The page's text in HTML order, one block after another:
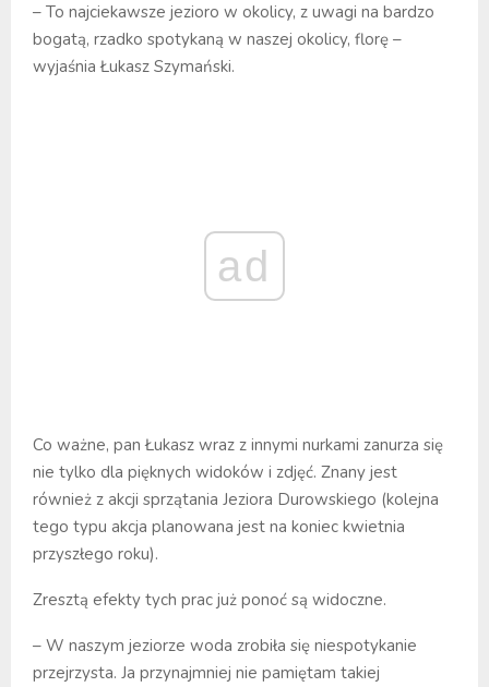
– To najciekawsze jezioro w okolicy, z uwagi na bardzo
bogatą, rzadko spotykaną w naszej okolicy, florę –
wyjaśnia Łukasz Szymański.
ad
Co ważne, pan Łukasz wraz z innymi nurkami zanurza się
nie tylko dla pięknych widoków i zdjęć. Znany jest
również z akcji sprzątania Jeziora Durowskiego (kolejna
tego typu akcja planowana jest na koniec kwietnia
przyszłego roku).
Zresztą efekty tych prac już ponoć są widoczne.
– W naszym jeziorze woda zrobiła się niespotykanie
przejrzysta. Ja przynajmniej nie pamiętam takiej